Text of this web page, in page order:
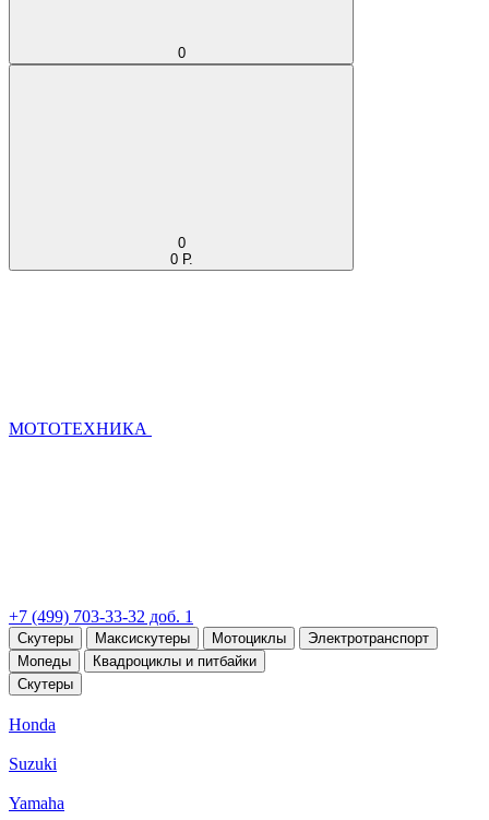
0
0
0 Р.
МОТОТЕХНИКА
+7 (499) 703-33-32 доб. 1
Скутеры Максискутеры Мотоциклы
Электротранспорт
Мопеды
Квадроциклы и питбайки
Скутеры
Honda
Suzuki
Yamaha